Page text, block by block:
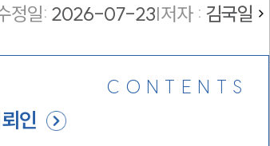
정일: 2026-07-23|저자 : 김국일
CONTENTS
인